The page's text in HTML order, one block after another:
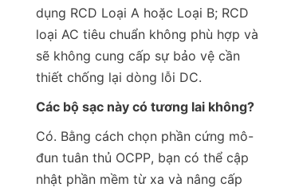
dụng RCD Loại A hoặc Loại B; RCD
loại AC tiêu chuẩn không phù hợp và
sẽ không cung cấp sự bảo vệ cần
thiết chống lại dòng lỗi DC.
Các bộ sạc này có tương lai không?
Có. Bằng cách chọn phần cứng mô-
đun tuân thủ OCPP, bạn có thể cập
nhật phần mềm từ xa và nâng cấp